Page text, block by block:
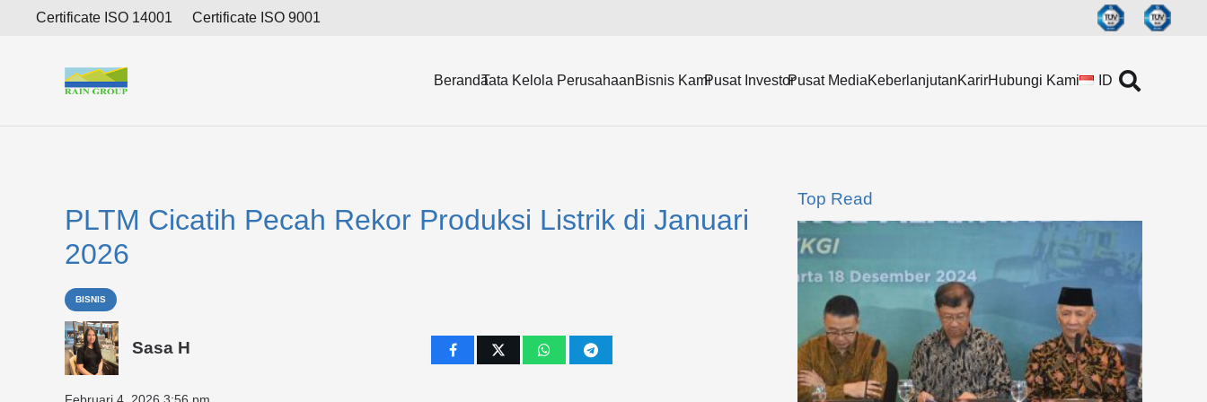
Certificate ISO 14001 Certificate ISO 9001
BerandaTata Kelola PerusahaanBisnis KamiPusat InvestorPusat MediaKeberlanjutanKarirHubungi Kami ID
PLTM Cicatih Pecah Rekor Produksi Listrik di Januari
2026
BISNIS
Sasa H
Februari 4, 2026 3:56 pm
Top Read